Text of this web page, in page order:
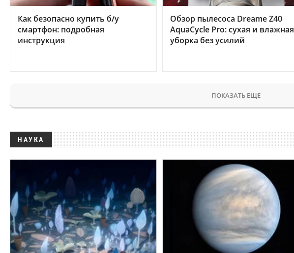
Как безопасно купить б/у
смартфон: подробная
инструкция
Обзор пылесоса Dreame Z40
AquaCycle Pro: сухая и влажная
уборка без усилий
ПОКАЗАТЬ ЕЩЕ
НАУКА